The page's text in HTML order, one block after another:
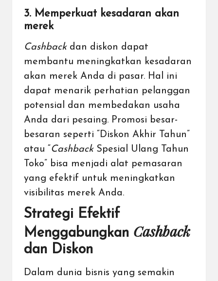
3. Memperkuat kesadaran akan
merek
Cashbackdan diskon dapat
membantu meningkatkan kesadaran
akan merek Anda di pasar. Hal ini
dapat menarik perhatian pelanggan
potensial dan membedakan usaha
Anda dari pesaing. Promosi besar-
besaran seperti “Diskon Akhir Tahun”
atau “ CashbackSpesial Ulang Tahun
Toko” bisa menjadi alat pemasaran
yang efektif untuk meningkatkan
visibilitas merek Anda.
Strategi Efektif
Menggabungkan Cashback
dan Diskon
Dalam dunia bisnis yang semakin